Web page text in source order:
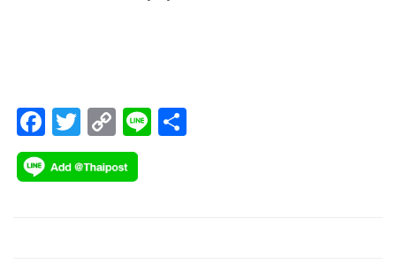
F
ac
e
T
wi
tt
C
o
p
Li